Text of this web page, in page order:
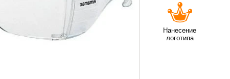
Нанесение
логотипа